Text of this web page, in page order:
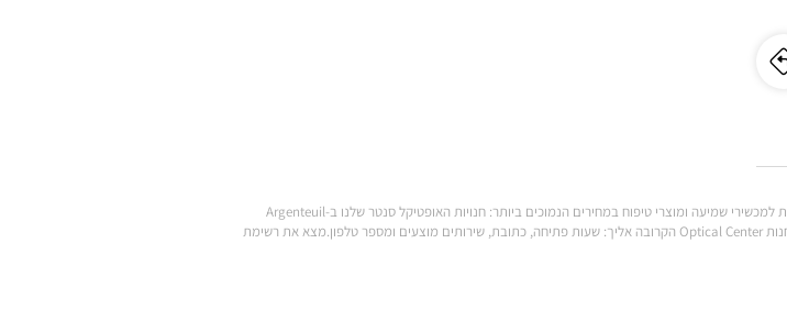
לו"ז
לחנות
ARGENTEUIL
Optical
Center
.מצא את כל המותגים של משקפי ראייה, משקפי שמש, עדשות מגע, אביזרי ראייה, סוללות למכשירי שמיעה ומוצרי טיפוח במחירים הנמוכים ביותר: חנויות האופטיקל סנטר שלנו ב-Argenteuil
יכולות לענות על כל הצרכים שלך. מצא את כל המידע המעשי שאתה צריך כדי להגיע לחנות Optical Center הקרובה אליך: שעות פתיחה, כתובת, שירותים מוצעים ומספר טלפון.מצא את רשימת